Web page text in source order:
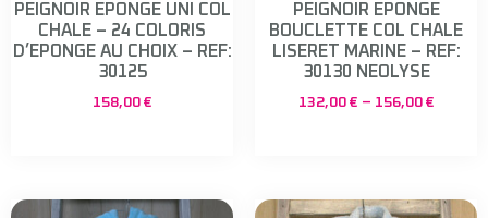
PEIGNOIR EPONGE UNI COL
CHALE – 24 COLORIS
D’EPONGE AU CHOIX – REF:
30125
158,00 €
PEIGNOIR EPONGE
BOUCLETTE COL CHALE
LISERET MARINE – REF:
30130 NEOLYSE
132,00 € – 156,00 €